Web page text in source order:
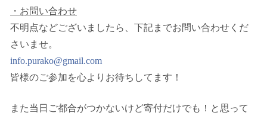
・お問い合わせ
不明点などございましたら、下記までお問い合わせくだ
さいませ。
info.purako@gmail.com
皆様のご参加を心よりお待ちしてます！
また当日ご都合がつかないけど寄付だけでも！と思って